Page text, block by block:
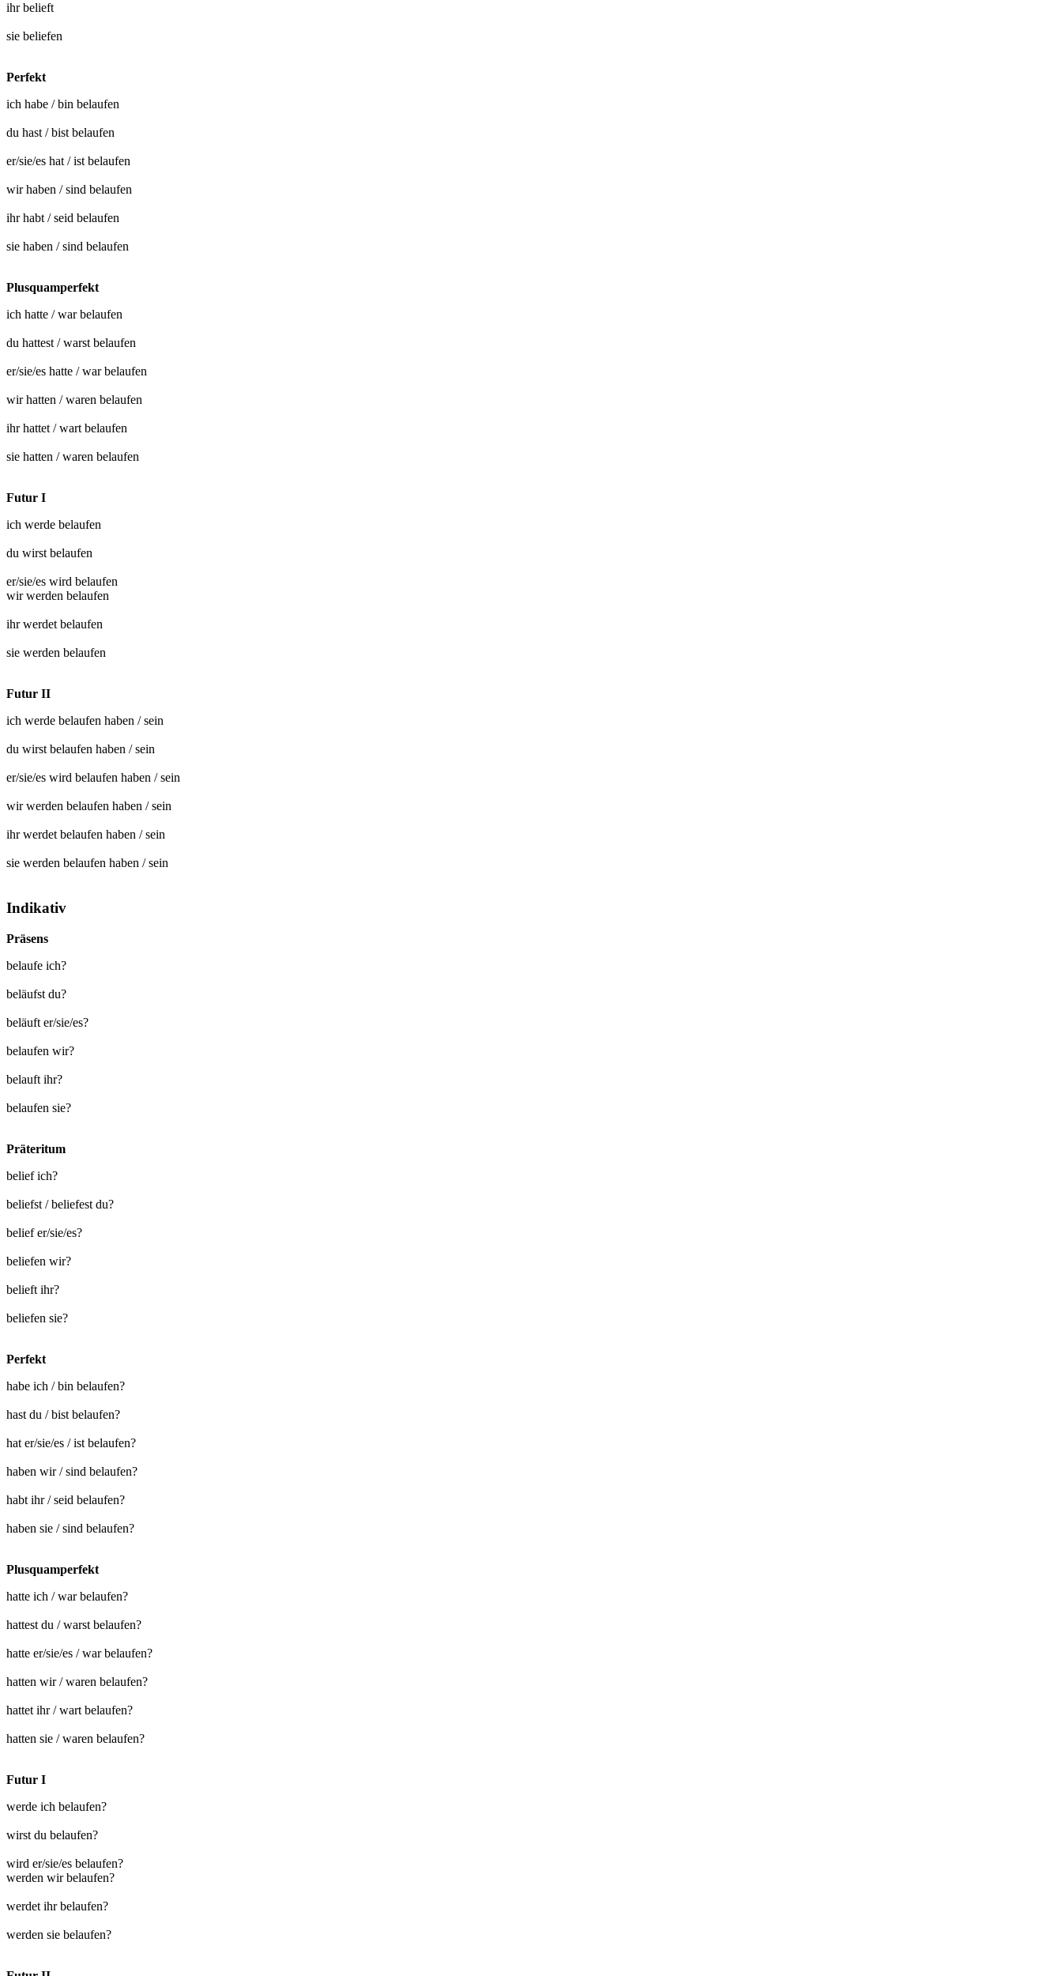
ihrbelieft
sie beliefen
Perfekt
ich habe / bin belaufen
du hast / bist belaufen
er/sie/es hat / ist belaufen
wir haben / sind belaufen
ihr habt / seid belaufen
sie haben / sind belaufen
Plusquamperfekt
ich hatte / warbelaufen
du hattest / warst belaufen
er/sie/es hatte / warbelaufen
wir hatten / waren belaufen
ihr hattet / wart belaufen
sie hatten / waren belaufen
Futur I
ich werde belaufen
du wirst belaufen
er/sie/es wird belaufen
wir werden belaufen
ihr werdet belaufen
sie werden belaufen
Futur II
ich werde belaufen haben / sein
du wirst belaufen haben / sein
er/sie/es wird belaufen haben / sein
wir werden belaufen haben / sein
ihr werdet belaufen haben / sein
sie werden belaufen haben / sein
Indikativ
Präsens
belaufe ich?
beläufst du?
beläuft er/sie/es?
belaufen wir?
belauft ihr?
belaufen sie?
Präteritum
belief ich?
beliefst / beliefest du?
belief er/sie/es?
beliefen wir?
belieft ihr?
beliefen sie?
Perfekt
habe ich / bin belaufen?
hast du / bist belaufen?
hat er/sie/es / ist belaufen?
haben wir / sind belaufen?
habt ihr / seid belaufen?
haben sie / sind belaufen?
Plusquamperfekt
hatte ich / war belaufen?
hattest du / warst belaufen?
hatte er/sie/es / war belaufen?
hatten wir / waren belaufen?
hattet ihr / wart belaufen?
hatten sie / waren belaufen?
Futur I
werde ich belaufen?
wirst du belaufen?
wird er/sie/es belaufen?
werden wir belaufen?
werdet ihr belaufen?
werden sie belaufen?